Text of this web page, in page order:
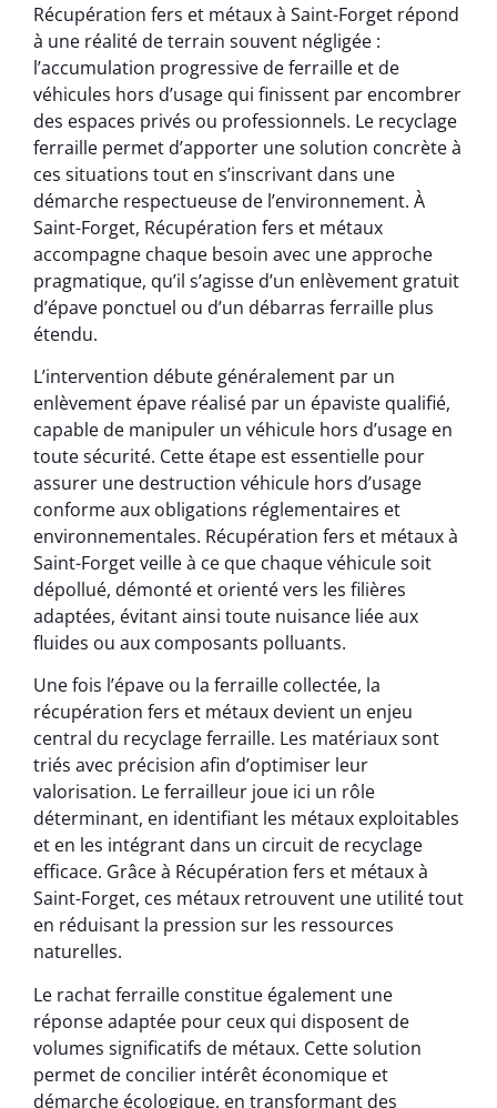
Récupération fers et métaux à Saint-Forget répond
à une réalité de terrain souvent négligée :
l’accumulation progressive de ferraille et de
véhicules hors d’usage qui finissent par encombrer
des espaces privés ou professionnels. Le recyclage
ferraille permet d’apporter une solution concrète à
ces situations tout en s’inscrivant dans une
démarche respectueuse de l’environnement. À
Saint-Forget, Récupération fers et métaux
accompagne chaque besoin avec une approche
pragmatique, qu’il s’agisse d’un enlèvement gratuit
d’épave ponctuel ou d’un débarras ferraille plus
étendu.
L’intervention débute généralement par un
enlèvement épave réalisé par un épaviste qualifié,
capable de manipuler un véhicule hors d’usage en
toute sécurité. Cette étape est essentielle pour
assurer une destruction véhicule hors d’usage
conforme aux obligations réglementaires et
environnementales. Récupération fers et métaux à
Saint-Forget veille à ce que chaque véhicule soit
dépollué, démonté et orienté vers les filières
adaptées, évitant ainsi toute nuisance liée aux
fluides ou aux composants polluants.
Une fois l’épave ou la ferraille collectée, la
récupération fers et métaux devient un enjeu
central du recyclage ferraille. Les matériaux sont
triés avec précision afin d’optimiser leur
valorisation. Le ferrailleur joue ici un rôle
déterminant, en identifiant les métaux exploitables
et en les intégrant dans un circuit de recyclage
efficace. Grâce à Récupération fers et métaux à
Saint-Forget, ces métaux retrouvent une utilité tout
en réduisant la pression sur les ressources
naturelles.
Le rachat ferraille constitue également une
réponse adaptée pour ceux qui disposent de
volumes significatifs de métaux. Cette solution
permet de concilier intérêt économique et
démarche écologique, en transformant des